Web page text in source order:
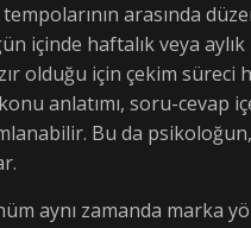
arasında
içinde haftalık veya
olduğu için çekim süreci
anlatımı, soru-cevap
Bu da
aynı zamanda marka